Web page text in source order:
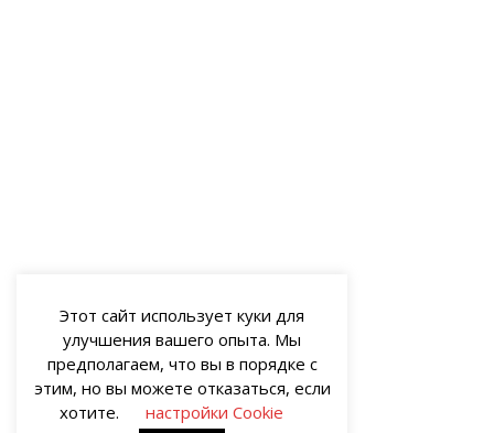
Этот сайт использует куки для
улучшения вашего опыта. Мы
предполагаем, что вы в порядке с
этим, но вы можете отказаться, если
хотите.
настройки Cookie